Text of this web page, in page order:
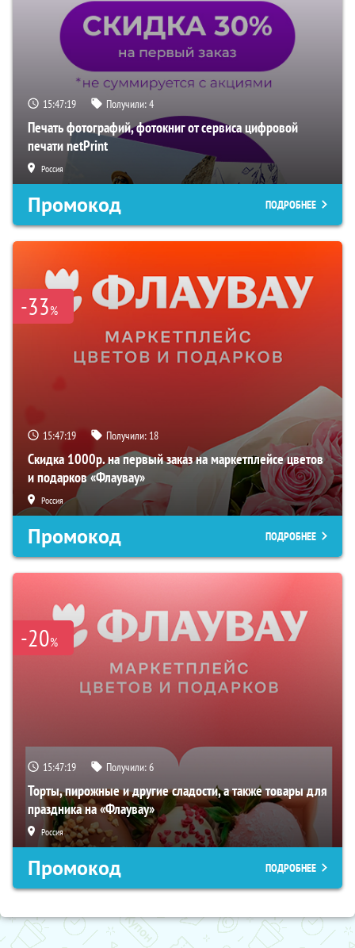
15:47:18 Получили:4
Печать фотографий, фотокниг от сервиса цифровой
печати netPrint
Россия
Промокод ПОДРОБНЕЕ
-33%
15:47:18 Получили: 18
Скидка 1000р. на первый заказ на маркетплейсе цветов
и подарков «Флаувау»
Россия
Промокод ПОДРОБНЕЕ
-20%
15:47:18 Получили:6
Торты, пирожные и другие сладости, а также товары для
праздника на «Флаувау»
Россия
Промокод ПОДРОБНЕЕ